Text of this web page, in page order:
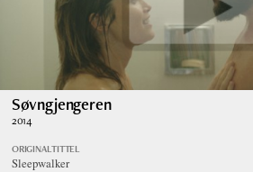
Søvngjengeren
2014
ORIGINALTITTEL
Sleepwalker